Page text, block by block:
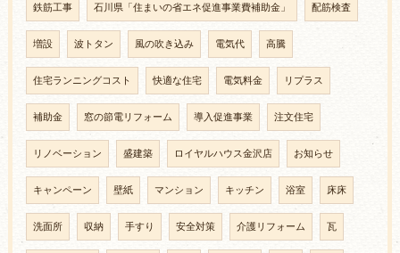
鉄筋工事 石川県「住まいの省エネ促進事業費補助金」 配筋検査
増設 波トタン 風の吹き込み 電気代 高騰
住宅ランニングコスト 快適な住宅 電気料金 リプラス
補助金 窓の節電リフォーム 導入促進事業 注文住宅
リノベーション 盛建築 ロイヤルハウス金沢店 お知らせ
キャンペーン 壁紙 マンション キッチン 浴室 床床
洗面所 収納 手すり 安全対策 介護リフォーム 瓦